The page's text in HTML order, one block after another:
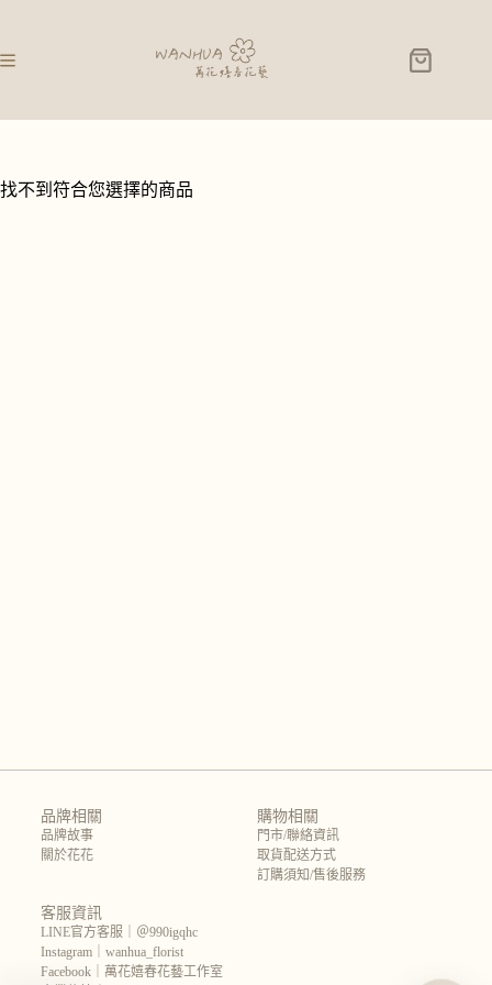
找不到符合您選擇的商品
品牌相關
品牌故事
關於花花
購物相關
門市/聯絡資訊
取貨配送方式
訂購須知/售後服務
客服資訊
LINE官方客服｜＠990igqhc
Instagram｜wanhua_florist
Facebook｜萬花嬉春花藝工作室